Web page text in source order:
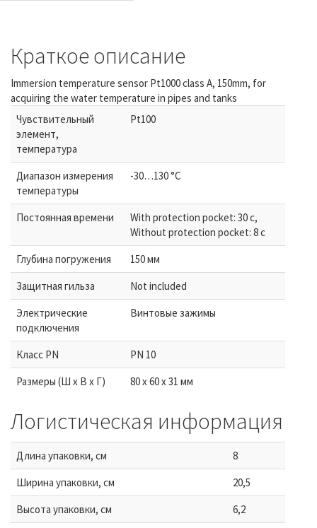
Краткое описание
Immersion temperature sensor Pt1000 class A, 150mm, for
acquiring the water temperature in pipes and tanks
Чувствительный
элемент,
температура
Pt100
Диапазон измерения
температуры
-30…130 °C
Постоянная времени
With protection pocket: 30 с,
Without protection pocket: 8 с
Глубина погружения
150 мм
Защитная гильза
Not included
Электрические
подключения
Винтовые зажимы
Класс PN
PN 10
Размеры (Ш х В х Г)
80 x 60 x 31 мм
Логистическая информация
Длина упаковки, см
8
Ширина упаковки, см
20,5
Высота упаковки, см
6,2